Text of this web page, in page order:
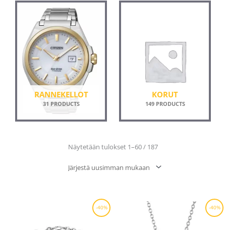
RANNEKELLOT
31 PRODUCTS
KORUT
149 PRODUCTS
Näytetään tulokset 1–60 / 187Sorted
-40%
Alkuperäinen
89,00 €.
Nykyinen
-40%
Alkuperäinen
109,00 €.
Nykyinen
hinta
on:
65,40 €.